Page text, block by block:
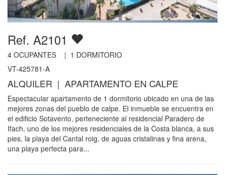
Ref. A2101
4 OCUPANTES | 1 DORMITORIO
VT-425781-A
ALQUILER | APARTAMENTO EN CALPE
Espectacular apartamento de 1 dormitorio ubicado en una de las
mejores zonas del pueblo de calpe. El inmueble se encuentra en
el edificio Sotavento, perteneciente al residencial Paradero de
Ifach, uno de los mejores residenciales de la Costa blanca, a sus
pies, la playa del Cantal roig, de aguas cristalinas y fina arena,
una playa perfecta para...